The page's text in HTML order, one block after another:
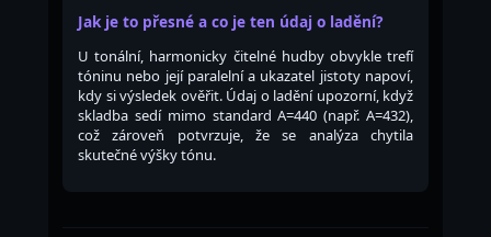
Jak je to přesné a co je ten údaj o ladění?
U tonální, harmonicky čitelné hudby obvykle trefí
tóninu nebo její paralelní a ukazatel jistoty napoví,
kdy si výsledek ověřit. Údaj o ladění upozorní, když
skladba sedí mimo standard A=440 (např. A=432),
což zároveň potvrzuje, že se analýza chytila
skutečné výšky tónu.